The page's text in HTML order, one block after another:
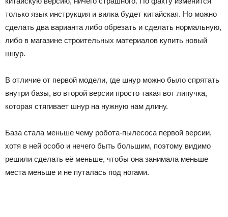
только язык инструкция и вилка будет китайская. Но можно
сделать два варианта либо обрезать и сделать нормальную,
либо в магазине строительных материалов купить новый
шнур.
В отличие от первой модели, где шнур можно было спрятать
внутри базы, во второй версии просто такая вот липучка,
которая стягивает шнур на нужную нам длину.
База стала меньше чему робота-пылесоса первой версии,
хотя в ней особо и нечего быть большим, поэтому видимо
решили сделать её меньше, чтобы она занимала меньше
места меньше и не путалась под ногами.